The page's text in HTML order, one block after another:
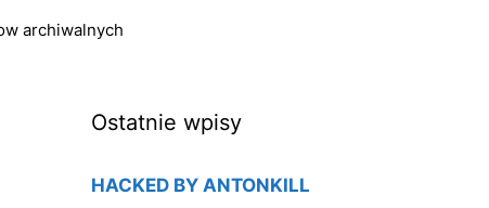
archiwalnych
Ostatnie wpisy
HACKED BY ANTONKILL